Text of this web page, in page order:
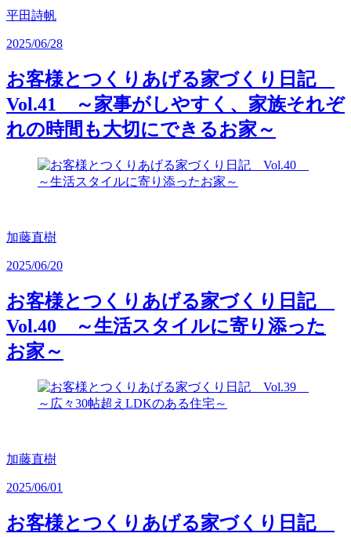
平田詩帆
2025/06/28
お客様とつくりあげる家づくり日記
Vol.41 ～家事がしやすく、家族それぞ
れの時間も大切にできるお家～
加藤直樹
2025/06/20
お客様とつくりあげる家づくり日記
Vol.40 ～生活スタイルに寄り添った
お家～
加藤直樹
2025/06/01
お客様とつくりあげる家づくり日記